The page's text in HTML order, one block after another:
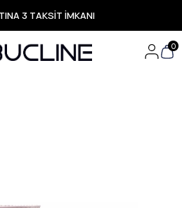
3 TAKSİT İMKANI
ÜCRETSİZ KARGO
Özel Fırsatlar
Hızlı Teslimat
0